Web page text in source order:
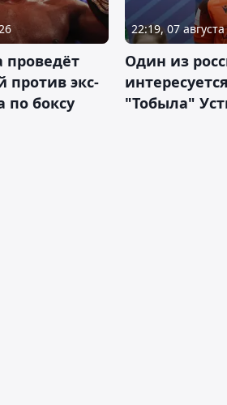
экс-
боксу
22:19, 07
Один из
"Тобыла"